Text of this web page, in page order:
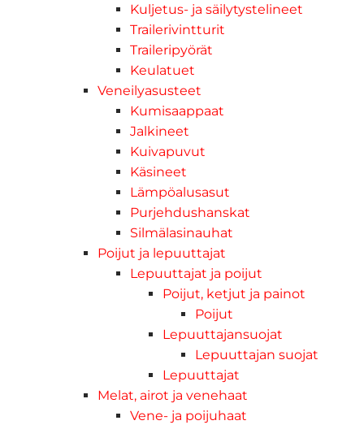
Kuljetus- ja säilytystelineet
Trailerivintturit
Traileripyörät
Keulatuet
Veneilyasusteet
Kumisaappaat
Jalkineet
Kuivapuvut
Käsineet
Lämpöalusasut
Purjehdushanskat
Silmälasinauhat
Poijut ja lepuuttajat
Lepuuttajat ja poijut
Poijut, ketjut ja painot
Poijut
Lepuuttajansuojat
Lepuuttajan suojat
Lepuuttajat
Melat, airot ja venehaat
Vene- ja poijuhaat